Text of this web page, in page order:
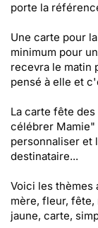
porte la
Une carte pour
minimum pour
recevra le matin
pensé à elle et
La carte fête
célébrer Mamie"
personnaliser et
destinataire...
Voici les thèmes
mère, fleur, fête,
jaune, carte,